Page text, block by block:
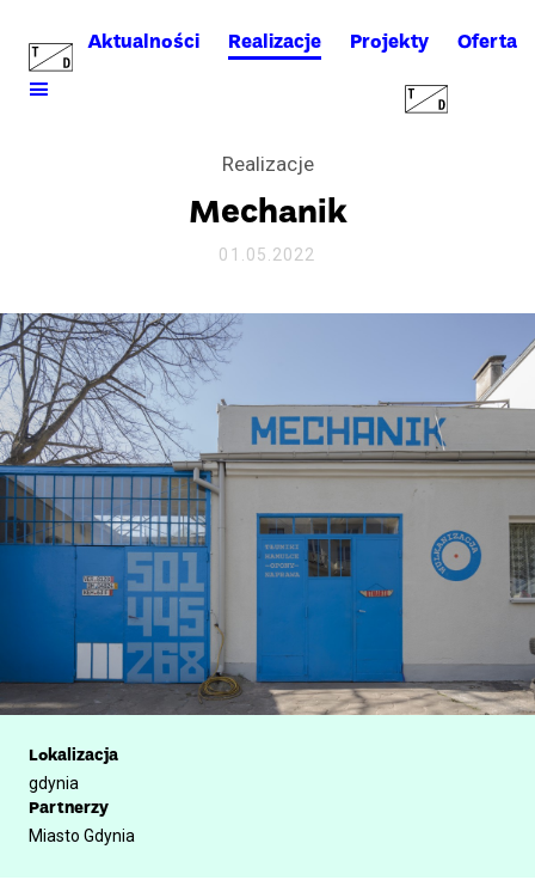
Aktualności Realizacje Projekty Oferta
Realizacje
Mechanik
01.05.2022
Lokalizacja
gdynia
Partnerzy
Miasto Gdynia